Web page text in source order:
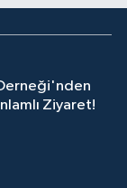
Ziyaret!